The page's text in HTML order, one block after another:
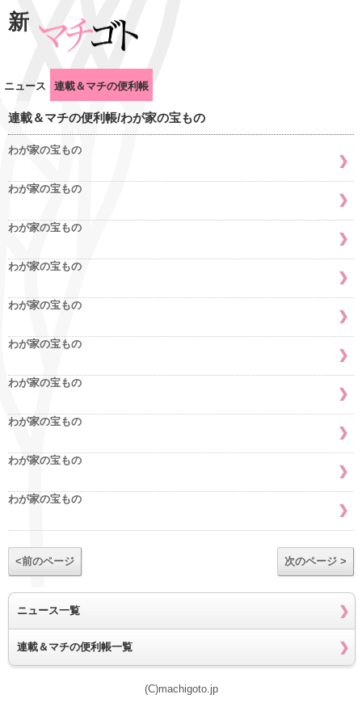
新
ニュース 連載＆マチの便利帳
連載＆マチの便利帳/わが家の宝もの
わが家の宝もの
わが家の宝もの
わが家の宝もの
わが家の宝もの
わが家の宝もの
わが家の宝もの
わが家の宝もの
わが家の宝もの
わが家の宝もの
わが家の宝もの
<前のページ 次のページ >
ニュース一覧
連載＆マチの便利帳一覧
(C)machigoto.jp